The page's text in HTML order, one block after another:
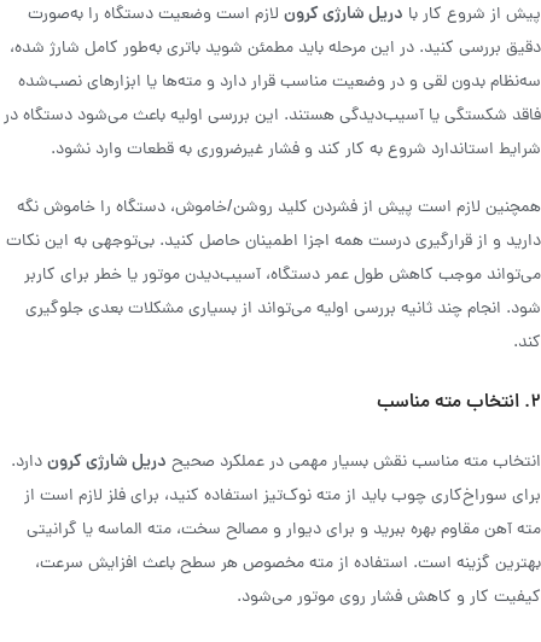
پیش از شروع کار با دریل شارژی کرون لازم است وضعیت دستگاه را به‌صورت
دقیق بررسی کنید. در این مرحله باید مطمئن شوید باتری به‌طور کامل شارژ شده،
سه‌نظام بدون لقی و در وضعیت مناسب قرار دارد و مته‌ها یا ابزارهای نصب‌شده
فاقد شکستگی یا آسیب‌دیدگی هستند. این بررسی اولیه باعث می‌شود دستگاه در
شرایط استاندارد شروع به کار کند و فشار غیرضروری به قطعات وارد نشود.
همچنین لازم است پیش از فشردن کلید روشن/خاموش، دستگاه را خاموش نگه‌
دارید و از قرارگیری درست همه اجزا اطمینان حاصل کنید. بی‌توجهی به این نکات
می‌تواند موجب کاهش طول عمر دستگاه، آسیب‌دیدن موتور یا خطر برای کاربر
شود. انجام چند ثانیه بررسی اولیه می‌تواند از بسیاری مشکلات بعدی جلوگیری
کند.
۲. انتخاب مته مناسب
انتخاب مته مناسب نقش بسیار مهمی در عملکرد صحیح دریل شارژی کروندارد.
برای سوراخ‌کاری چوب باید از مته نوک‌تیز استفاده کنید، برای فلز لازم است از
مته آهن مقاوم بهره ببرید و برای دیوار و مصالح سخت، مته الماسه یا گرانیتی
بهترین گزینه است. استفاده از مته مخصوص هر سطح باعث افزایش سرعت،
کیفیت کار و کاهش فشار روی موتور می‌شود.